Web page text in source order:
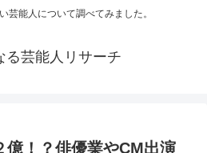
芸能人について調べてみました。
る芸能人リサーチ
億！？俳優業やCM出演